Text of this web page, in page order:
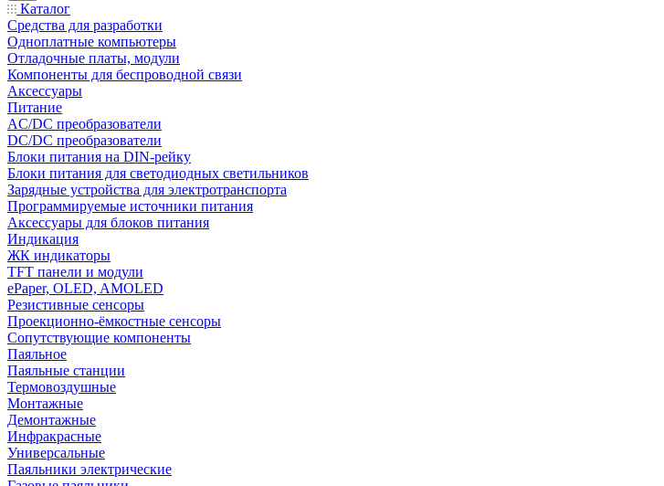
Каталог
Средства для разработки
Одноплатные компьютеры
Отладочные платы, модули
Компоненты для беспроводной связи
Аксессуары
Питание
AC/DC преобразователи
DC/DC преобразователи
Блоки питания на DIN-рейку
Блоки питания для светодиодных светильников
Зарядные устройства для электротранспорта
Программируемые источники питания
Аксессуары для блоков питания
Индикация
ЖК индикаторы
TFT панели и модули
ePaper, OLED, AMOLED
Резистивные сенсоры
Проекционно-ёмкостные сенсоры
Сопутствующие компоненты
Паяльное
Паяльные станции
Термовоздушные
Монтажные
Демонтажные
Инфракрасные
Универсальные
Паяльники электрические